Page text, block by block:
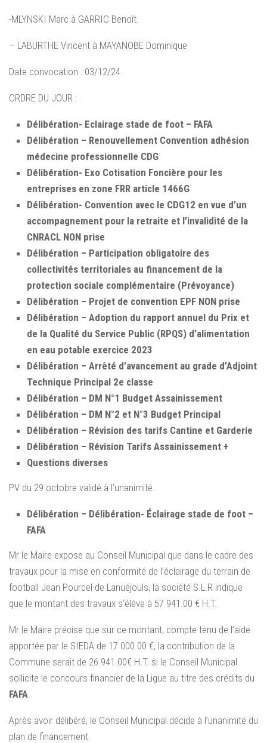
-MLYNSKI Marc à GARRIC Benoît.
– LABURTHE Vincent à MAYANOBE Dominique
Date convocation : 03/12/24
ORDRE DU JOUR :
Délibération- Eclairage stade de foot – FAFA
Délibération – Renouvellement Convention adhésion
médecine professionnelle CDG
Délibération- Exo Cotisation Foncière pour les
entreprises en zone FRR article 1466G
Délibération- Convention avec le CDG12 en vue d’un
accompagnement pour la retraite et l’invalidité de la
CNRACL NON prise
Délibération – Participation obligatoire des
collectivités territoriales au financement de la
protection sociale complémentaire (Prévoyance)
Délibération – Projet de convention EPF NON prise
Délibération – Adoption du rapport annuel du Prix et
de la Qualité du Service Public (RPQS) d’alimentation
en eau potable exercice 2023
Délibération – Arrêté d’avancement au grade d’Adjoint
Technique Principal 2e classe
Délibération – DM N°1 Budget Assainissement
Délibération – DM N°2 et N°3 Budget Principal
Délibération – Révision des tarifs Cantine et Garderie
Délibération – Révision Tarifs Assainissement +
Questions diverses
PV du 29 octobre validé à l’unanimité.
Délibération – Délibération- Éclairage stade de foot –
FAFA
Mr le Maire expose au Conseil Municipal que dans le cadre des
travaux pour la mise en conformité de l’éclairage du terrain de
football Jean Pourcel de Lanuéjouls, la société S.L.R indique
que le montant des travaux s‘élève à 57 941.00 € H.T.
Mr le Maire précise que sur ce montant, compte tenu de l’aide
apportée par le SIEDA de 17 000.00 €, la contribution de la
Commune serait de 26 941.00€ H.T. si le Conseil Municipal
sollicite le concours financier de la Ligue au titre des crédits du
FAFA.
Après avoir délibéré, le Conseil Municipal décide à l’unanimité du
plan de financement.